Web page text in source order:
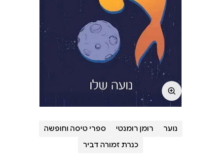
נוער רומן רומנטי
ספרי טיסה וחופשה
כנרת זמורה דביר